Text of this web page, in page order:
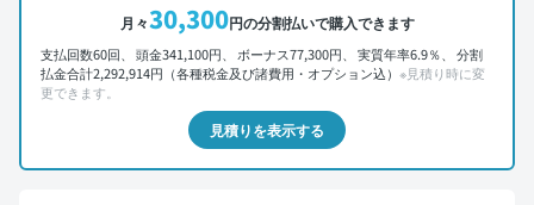
月々30,300円の分割払いで購入できます
支払回数60回、 頭金341,100円、 ボーナス77,300円、 実質年率6.9％、 分割
払金合計2,292,914円（各種税金及び諸費用・オプション込） ※見積り時に変
更できます。
見積りを表示する